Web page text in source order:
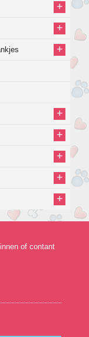
+
+
+
+
+
+
+
+
of contant